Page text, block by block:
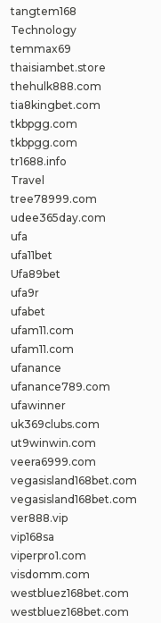
tangtem168
Technology
temmax69
thaisiambet.store
thehulk888.com
tia8kingbet.com
tkbpgg.com
tkbpgg.com
tr1688.info
Travel
tree78999.com
udee365day.com
ufa
ufa11bet
Ufa89bet
ufa9r
ufabet
ufam11.com
ufam11.com
ufanance
ufanance789.com
ufawinner
uk369clubs.com
ut9winwin.com
veera6999.com
vegasisland168bet.com
vegasisland168bet.com
ver888.vip
vip168sa
viperpro1.com
visdomm.com
westbluez168bet.com
westbluez168bet.com